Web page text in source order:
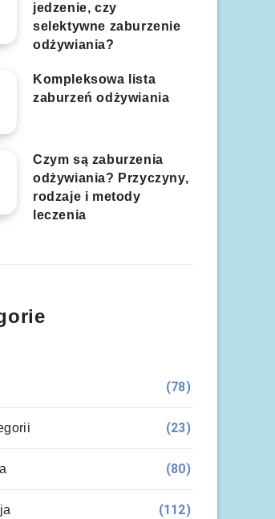
jedzenie, czy
selektywne zaburzenie
odżywiania?
Kompleksowa lista
zaburzeń odżywiania
Czym są zaburzenia
odżywiania? Przyczyny,
rodzaje i metody
leczenia
(78)
(23)
(80)
(112)